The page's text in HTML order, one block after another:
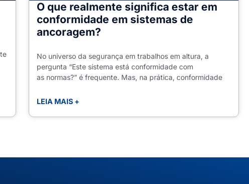
O que realmente significa estar em
conformidade em sistemas de
ancoragem?
No universo da segurança em trabalhos em altura, a
pergunta “Este sistema está conformidade com
as normas?” é frequente. Mas, na prática, conformidade
LEIA MAIS +